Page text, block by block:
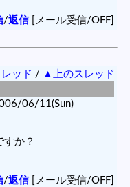
/返信[メール受信/OFF]
ッド / ▲上のスレッド
06/11(Sun)
か？
/返信[メール受信/OFF]